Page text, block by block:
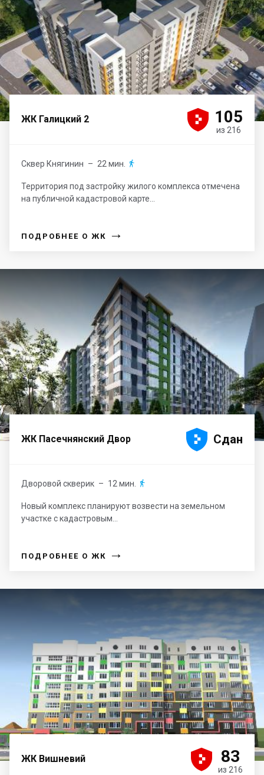
ЖК Галицкий 2 



 105
из 216
Сквер Княгинин – 22 мин. 
Территория под застройку жилого комплекса отмечена
на публичной кадастровой карте...
ПОДРОБНЕЕ О ЖК →
ЖК Пасечнянский Двор 



 Сдан
Дворовой скверик – 12 мин. 
Новый комплекс планируют возвести на земельном
участке с кадастровым...
ПОДРОБНЕЕ О ЖК →
ЖК Вишневий 



 83
из 216